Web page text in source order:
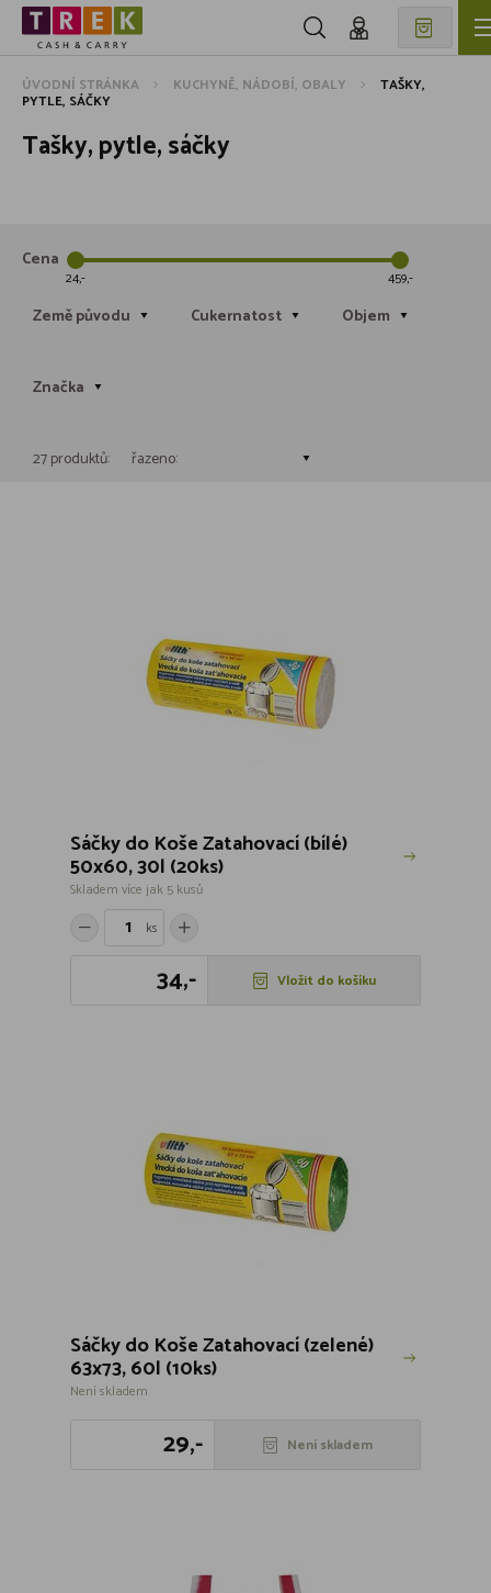
ÚVODNÍ STRÁNKA KUCHYNĚ, NÁDOBÍ, OBALY TAŠKY,
PYTLE, SÁČKY
Tašky, pytle, sáčky
Cena
24 459
Země původu Cukernatost Objem
Značka
27 produktů: řazeno:
Sáčky do Koše Zatahovací (bílé)
50x60, 30l (20ks)
Skladem více jak 5 kusů
ks
34,- Vložit do košíku
Sáčky do Koše Zatahovací (zelené)
63x73, 60l (10ks)
Není skladem
29,- Není skladem